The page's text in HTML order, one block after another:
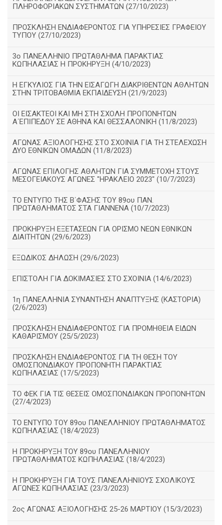
ΠΛΗΡΟΦΟΡΙΑΚΩΝ ΣΥΣΤΗΜΑΤΩΝ (27/10/2023)
ΠΡΟΣΚΛΗΣΗ ΕΝΔΙΑΦΕΡΟΝΤΟΣ ΓΙΑ ΥΠΗΡΕΣΙΕΣ ΓΡΑΦΕΙΟΥ
ΤΥΠΟΥ (27/10/2023)
3ο ΠΑΝΕΛΛΗΝΙΟ ΠΡΩΤΑΘΛΗΜΑ ΠΑΡΑΚΤΙΑΣ
ΚΩΠΗΛΑΣΙΑΣ Η ΠΡΟΚΗΡΥΞΗ (4/10/2023)
Η ΕΓΚΥΛΙΟΣ ΓΙΑ ΤΗΝ ΕΙΣΑΓΩΓΗ ΔΙΑΚΡΙΘΕΝΤΩΝ ΑΘΛΗΤΩΝ
ΣΤΗΝ ΤΡΙΤΟΒΑΘΜΙΑ ΕΚΠΑΙΔΕΥΣΗ (21/9/2023)
ΟΙ ΕΙΣΑΚΤΕΟΙ ΚΑΙ ΜΗ ΣΤΗ ΣΧΟΛΗ ΠΡΟΠΟΝΗΤΩΝ
Α΄ΕΠΙΠΕΔΟΥ ΣΕ ΑΘΗΝΑ ΚΑΙ ΘΕΣΣΑΛΟΝΙΚΗ (11/8/2023)
ΑΓΩΝΑΣ ΑΞΙΟΛΟΓΗΣΗΣ ΣΤΟ ΣΧΟΙΝΙΑ ΓΙΑ ΤΗ ΣΤΕΛΕΧΩΣΗ
ΔΥΟ ΕΘΝΙΚΩΝ ΟΜΑΔΩΝ (11/8/2023)
ΑΓΩΝΑΣ ΕΠΙΛΟΓΗΣ ΑΘΛΗΤΩΝ ΓΙΑ ΣΥΜΜΕΤΟΧΗ ΣΤΟΥΣ
ΜΕΣΟΓΕΙΑΚΟΥΣ ΑΓΩΝΕΣ "ΗΡΑΚΛΕΙΟ 2023" (10/7/2023)
ΤΟ ΕΝΤΥΠΟ ΤΗΣ Β΄ΦΑΣΗΣ ΤΟΥ 89ου ΠΑΝ.
ΠΡΩΤΑΘΛΗΜΑΤΟΣ ΣΤΑ ΓΙΑΝΝΕΝΑ (10/7/2023)
ΠΡΟΚΗΡΥΞΗ ΕΞΕΤΑΣΕΩΝ ΓΙΑ ΟΡΙΣΜΟ ΝΕΩΝ ΕΘΝΙΚΩΝ
ΔΙΑΙΤΗΤΩΝ (29/6/2023)
ΕΞΩΔΙΚΟΣ ΔΗΛΩΣΗ (29/6/2023)
ΕΠΙΣΤΟΛΗ ΓΙΑ ΔΟΚΙΜΑΣΙΕΣ ΣΤΟ ΣΧΟΙΝΙΑ (14/6/2023)
1η ΠΑΝΕΛΛΗΝΙΑ ΣΥΝΑΝΤΗΣΗ ΑΝΑΠΤΥΞΗΣ (ΚΑΣΤΟΡΙΑ)
(2/6/2023)
ΠΡΟΣΚΛΗΣΗ ΕΝΔΙΑΦΕΡΟΝΤΟΣ ΓΙΑ ΠΡΟΜΗΘΕΙΑ ΕΙΔΩΝ
ΚΑΘΑΡΙΣΜΟΥ (25/5/2023)
ΠΡΟΣΚΛΗΣΗ ΕΝΔΙΑΦΕΡΟΝΤΟΣ ΓΙΑ ΤΗ ΘΕΣΗ ΤΟΥ
ΟΜΟΣΠΟΝΔΙΑΚΟΥ ΠΡΟΠΟΝΗΤΗ ΠΑΡΑΚΤΙΑΣ
ΚΩΠΗΛΑΣΙΑΣ (17/5/2023)
ΤΟ ΦΕΚ ΓΙΑ ΤΙΣ ΘΕΣΕΙΣ ΟΜΟΣΠΟΝΔΙΑΚΩΝ ΠΡΟΠΟΝΗΤΩΝ
(27/4/2023)
ΤΟ ΕΝΤΥΠΟ ΤΟΥ 89ου ΠΑΝΕΛΛΗΝΙΟΥ ΠΡΩΤΑΘΛΗΜΑΤΟΣ
ΚΩΠΗΛΑΣΙΑΣ (18/4/2023)
Η ΠΡΟΚΗΡΥΞΗ ΤΟΥ 89ου ΠΑΝΕΛΛΗΝΙΟΥ
ΠΡΩΤΑΘΛΗΜΑΤΟΣ ΚΩΠΗΛΑΣΙΑΣ (18/4/2023)
Η ΠΡΟΚΗΡΥΞΗ ΓΙΑ ΤΟΥΣ ΠΑΝΕΛΛΗΝΙΟΥΣ ΣΧΟΛΙΚΟΥΣ
ΑΓΩΝΕΣ ΚΩΠΗΛΑΣΙΑΣ (23/3/2023)
2ος ΑΓΩΝΑΣ ΑΞΙΟΛΟΓΗΣΗΣ 25-26 ΜΑΡΤΙΟΥ (15/3/2023)